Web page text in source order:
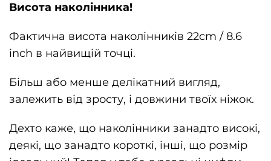
Висота наколінника! ⠀
Фактична висота наколінників 22cm / 8.6
inch в найвищій точці. ⠀
Більш або менше делікатний вигляд,
залежить від зросту, і довжини твоїх ніжок.
Дехто каже, що наколінники занадто високі,
деякі, що занадто короткі, інші, що розмір